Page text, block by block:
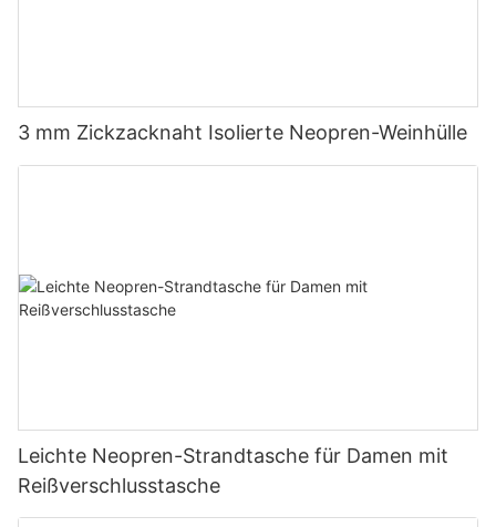
3 mm Zickzacknaht Isolierte Neopren-Weinhülle
Leichte Neopren-Strandtasche für Damen mit
Reißverschlusstasche